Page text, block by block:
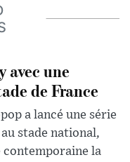
avec une
de France
a lancé une série
stade national,
la